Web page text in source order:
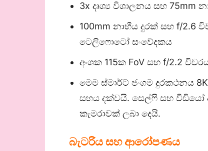
3x දෘශ්‍ය විශාලනය සහ 75mm
100mm නාභීය දුරක් සහ f/2.6
ටෙලිෆොටෝ සංවේදකය
අංශක 115ක FoV සහ f/2.2
මෙම ස්මාර්ට් ජංගම දුරකථනය
සහය දක්වයි. සෙල්ෆි සහ වීඩියෝ
කැමරාවක් ලබා දෙයි.
බැටරිය සහ ආරෝපණය